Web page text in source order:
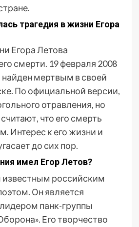
трагедия в жизни Егора
Егора Летова
смерти. 19 февраля 2008
найден мертвым в своей
По официальной версии,
отравления, но
что его смерть
Интерес к его жизни и
до сих пор.
имел Егор Летов?
известным российским
Он является
панк-группы
Его творчество